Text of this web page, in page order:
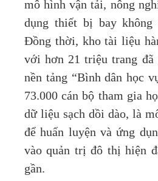
mô hình vận tải, nông
dụng thiết bị bay
Đồng thời, kho tài liệu
với hơn 21 triệu trang đã
nền tảng “Bình dân học
73.000 cán bộ tham gia
dữ liệu sạch dồi dào, là
để huấn luyện và ứng
vào quản trị đô thị hiện
gần.